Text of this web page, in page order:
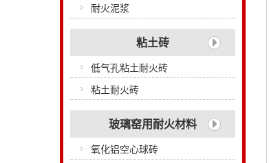
耐火泥浆
粘土砖
低气孔粘土耐火砖
粘土耐火砖
玻璃窑用耐火材料
氧化铝空心球砖